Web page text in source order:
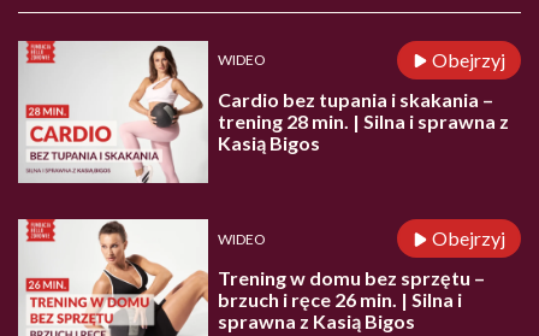
WIDEO
Obejrzyj
Cardio bez tupania i skakania –
trening 28 min. | Silna i sprawna z
Kasią Bigos
WIDEO
Obejrzyj
Trening w domu bez sprzętu –
brzuch i ręce 26 min. | Silna i
sprawna z Kasią Bigos